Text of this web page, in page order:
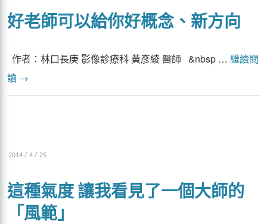
好老師可以給你好概念、新方向
作者：林口長庚 影像診療科 黃彥綾 醫師 &nbsp … 繼續閱
讀 →
2014 / 4 / 25
這種氣度 讓我看見了一個大師的
「風範」